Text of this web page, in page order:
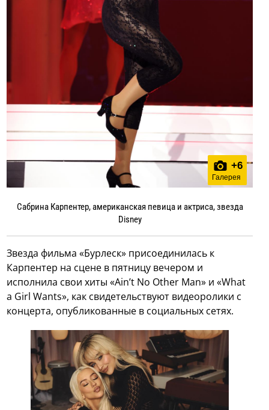
+6
Галерея
Сабрина Карпентер, американская певица и актриса, звезда
Disney
Звезда фильма «Бурлеск» присоединилась к
Карпентер на сцене в пятницу вечером и
исполнила свои хиты «Ain’t No Other Man» и «What
a Girl Wants», как свидетельствуют видеоролики с
концерта, опубликованные в социальных сетях.